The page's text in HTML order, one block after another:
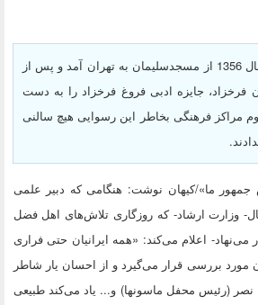
«سید علی صالحی» در سال 1356 از مسجدسلیمان به تهران آمد و پس از
فرخزاد، جایزه ادبی فروغ فرخزاد را به دست
مراکز فرهنگی بخاطر این رسوایی هیچ سالنی
جمهور ما»/کیهان نوشت: هنگامی که دبیر علمی
وزارت ارشاد- که روزگاری تلاش‌های اهل فضل
اعلام می‌کند: «همه ایرانیان حتی فراری
مورد بررسی قرار می‌گیرد و از احسان یار شاطر
(رئیس محفل ماسونها) و... یاد می‌کند طبیعی